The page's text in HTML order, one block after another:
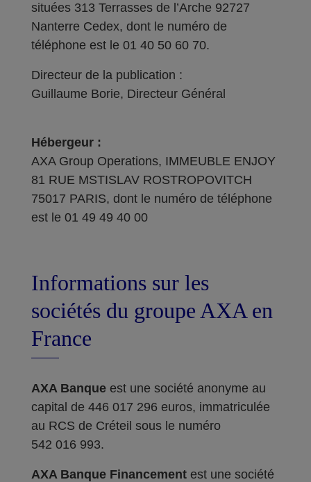
situées 313 Terrasses de l’Arche 92727
Nanterre Cedex, dont le numéro de
téléphone est le 01 40 50 60 70.
Directeur de la publication :
Guillaume Borie, Directeur Général
Hébergeur :
AXA Group Operations, IMMEUBLE ENJOY
81 RUE MSTISLAV ROSTROPOVITCH
75017 PARIS, dont le numéro de téléphone
est le 01 49 49 40 00
Informations sur les
sociétés du groupe AXA en
France
AXA Banque est une société anonyme au
capital de 446 017 296 euros, immatriculée
au RCS de Créteil sous le numéro
542 016 993.
AXA Banque Financement est une société